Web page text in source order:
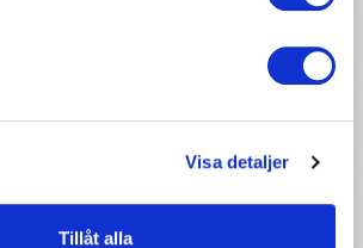
Visa detaljer
Tillåt alla
327 :- 447 :-